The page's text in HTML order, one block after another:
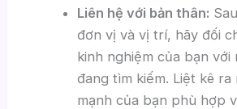
Liên hệ với bản thân:
đơn vị và vị trí, hãy đối
kinh nghiệm của bạn với
đang tìm kiếm. Liệt kê ra
mạnh của bạn phù hợp